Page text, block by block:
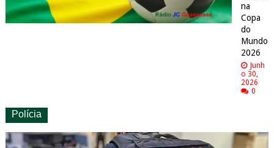
na
Copa
do
Mundo
2026
Junh
o 30,
2026
0
Polícia